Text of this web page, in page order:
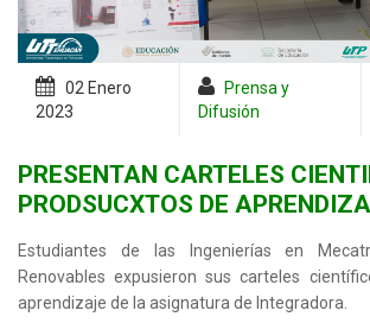
02 Enero
2023
Prensa y
Difusión
PRESENTAN CARTELES
PRODSUCXTOS DE
Estudiantes de las Ingenierías en
Renovables expusieron sus carteles
aprendizaje de la asignatura de Integradora.